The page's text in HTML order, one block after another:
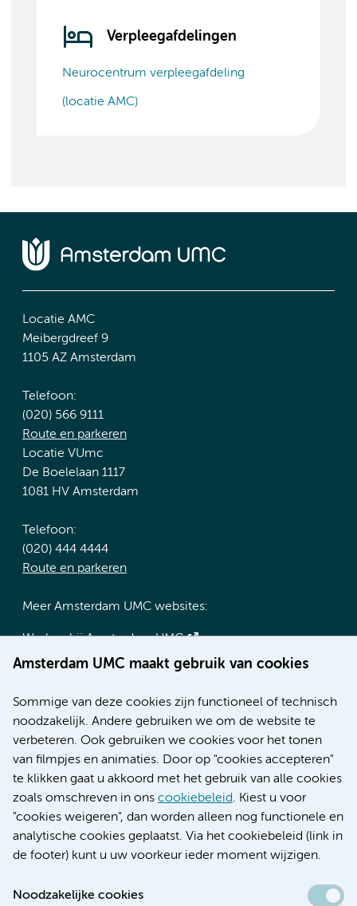
Verpleegafdelingen
Neurocentrum verpleegafdeling
(locatie AMC)
Amsterdam UMC maakt gebruik van cookies
Sommige van deze cookies zijn functioneel of technisch
noodzakelijk. Andere gebruiken we om de website te
verbeteren. Ook gebruiken we cookies voor het tonen
van filmpjes en animaties. Door op "cookies accepteren"
te klikken gaat u akkoord met het gebruik van alle cookies
zoals omschreven in ons cookiebeleid. Kiest u voor
"cookies weigeren", dan worden alleen nog functionele en
analytische cookies geplaatst. Via het cookiebeleid (link in
de footer) kunt u uw voorkeur ieder moment wijzigen.
Noodzakelijke cookies
Locatie AMC
Meibergdreef 9
1105 AZ Amsterdam
Telefoon:
(020) 566 9111
Route en parkeren
Locatie VUmc
De Boelelaan 1117
1081 HV Amsterdam
Telefoon:
(020) 444 4444
Route en parkeren
Meer Amsterdam UMC websites:
Werken bij Amsterdam UMC
Over Amsterdam UMC
Research
Educatie locatie AMC
Educatie locatie VUmc
Verwijzen & diagnostiek
Toegankelijkheidsverklaring